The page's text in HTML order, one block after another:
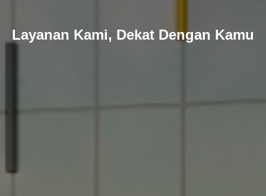
Layanan Kami, Dekat Dengan Kamu